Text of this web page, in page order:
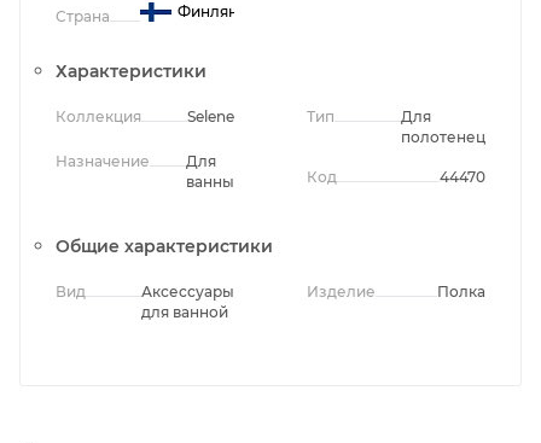
Страна Финляндия
Характеристики
Коллекция Selene
Назначение
Для
ванны
Тип
Для
полотенец
Код 44470
Общие характеристики
Вид
Аксессуары
для ванной
Изделие Полка